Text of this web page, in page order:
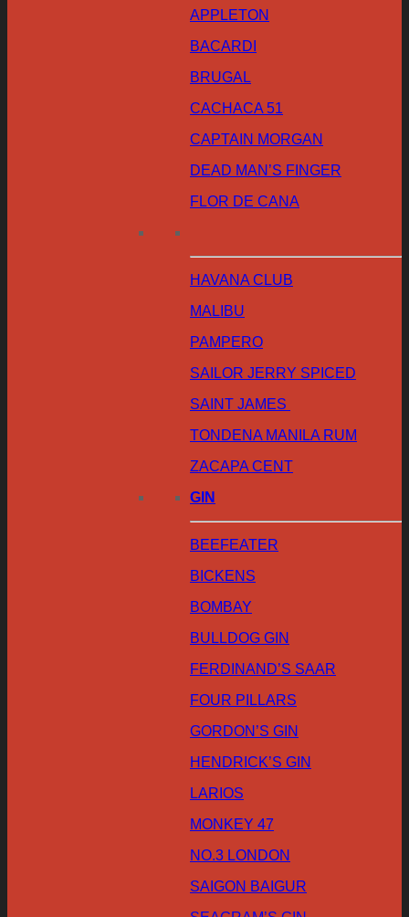
APPLETON
BACARDI
BRUGAL
CACHACA 51
CAPTAIN MORGAN
DEAD MAN’S FINGER
FLOR DE CANA
HAVANA CLUB
MALIBU
PAMPERO
SAILOR JERRY SPICED
SAINT JAMES
TONDENA MANILA RUM
ZACAPA CENT
GIN
BEEFEATER
BICKENS
BOMBAY
BULLDOG GIN
FERDINAND’S SAAR
FOUR PILLARS
GORDON’S GIN
HENDRICK’S GIN
LARIOS
MONKEY 47
NO.3 LONDON
SAIGON BAIGUR